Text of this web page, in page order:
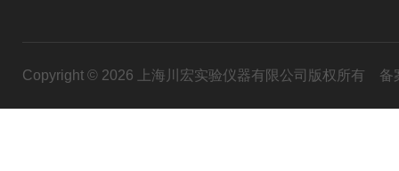
Copyright © 2026 上海川宏实验仪器有限公司版权所有 备